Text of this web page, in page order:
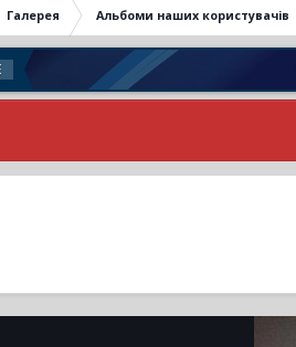
Галерея Альбоми наших користувачів